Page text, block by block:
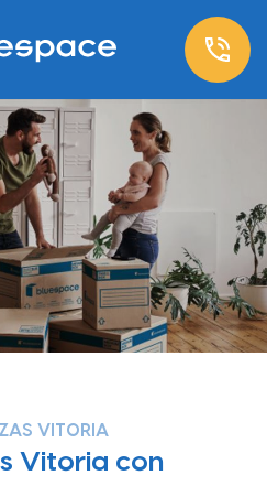
VITORIA
Vitoria con